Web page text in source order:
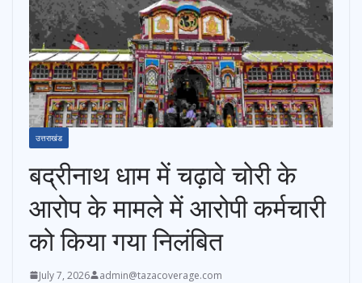
उत्तराखंड
बद्रीनाथ धाम में चढ़ावे चोरी के
आरोप के मामले में आरोपी कर्मचारी
को किया गया निलंबित
July 7, 2026 admin@tazacoverage.com